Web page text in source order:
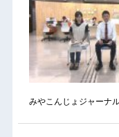
みやこんじょジャーナ